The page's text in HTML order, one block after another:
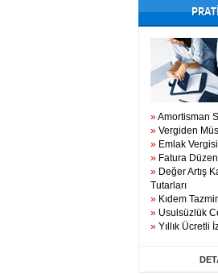
»Amortisman
» Vergiden
» Emlak
» Fatura
» Değer Artış
Tutarları
» Kıdem
» Usulsüzlük
» Yıllık Ücretli